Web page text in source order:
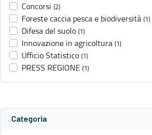
Concorsi (2)
Foreste caccia pesca e biodiversità (1)
Difesa del suolo (1)
Innovazione in agricoltura (1)
Ufficio Statistico (1)
PRESS REGIONE (1)
Categoria